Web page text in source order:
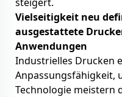
Vielseitigkeit neu
ausgestattete
Anwendungen
Industrielles Drucken
Anpassungsfähigkeit,
Technologie meistern